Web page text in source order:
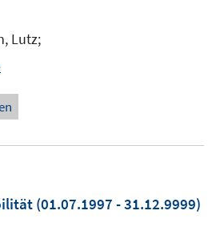
Lutz;
(01.07.1997 - 31.12.9999)